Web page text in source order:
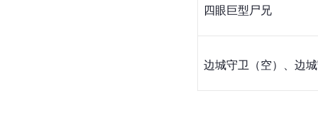
四眼巨型尸兄
边城守卫（空）、边